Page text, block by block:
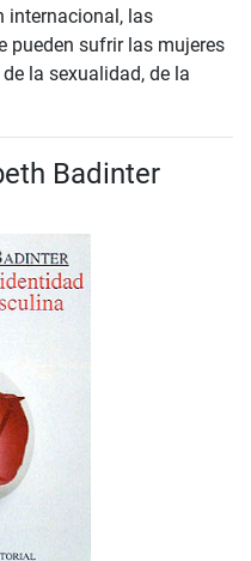
internacional, las
pueden sufrir las mujeres
la sexualidad, de la
Badinter